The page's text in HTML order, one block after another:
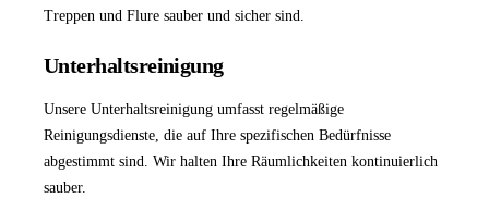
Treppen und Flure sauber und sicher sind.
Unterhaltsreinigung
Unsere Unterhaltsreinigung umfasst regelmäßige
Reinigungsdienste, die auf Ihre spezifischen Bedürfnisse
abgestimmt sind. Wir halten Ihre Räumlichkeiten kontinuierlich
sauber.